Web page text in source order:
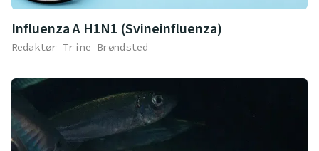
Influenza A H1N1 (Svineinfluenza)
Redaktør Trine Brøndsted